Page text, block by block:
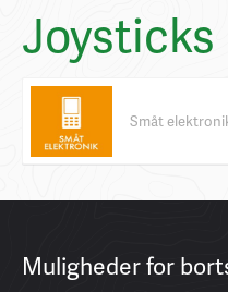
Joysticks
Småt
Muligheder for